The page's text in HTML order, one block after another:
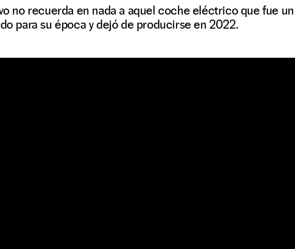
no recuerda en nada a aquel coche eléctrico que fue
para su época y dejó de producirse en 2022.